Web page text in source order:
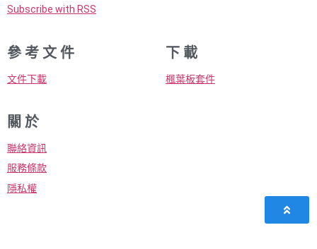
Subscribe with RSS
參 考 文 件
文件下載
下 載
楓葉板套件
關 於
聯絡資訊
服務條款
隱私權